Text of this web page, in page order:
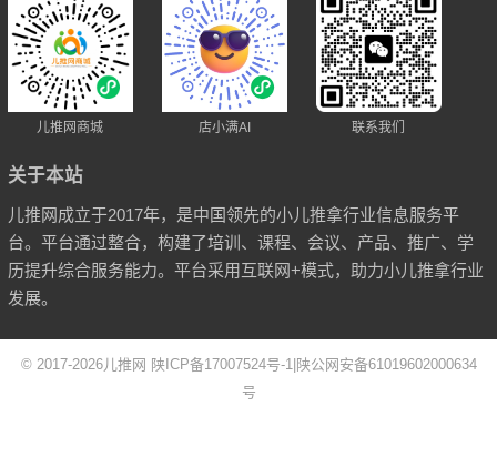
儿推网商城 店小满AI 联系我们
关于本站
儿推网成立于2017年，是中国领先的小儿推拿行业信息服务平
台。平台通过整合，构建了培训、课程、会议、产品、推广、学
历提升综合服务能力。平台采用互联网+模式，助力小儿推拿行业
发展。
© 2017-2026儿推网 陕ICP备17007524号-1 |陕公网安备61019602000634
号